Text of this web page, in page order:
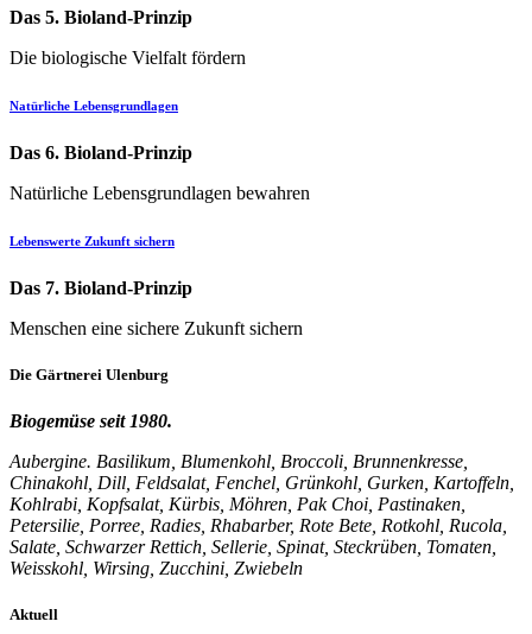
Das 5. Bioland-Prinzip
Die biologische Vielfalt fördern
Natürliche Lebensgrundlagen
Das 6. Bioland-Prinzip
Natürliche Lebensgrundlagen bewahren
Lebenswerte Zukunft sichern
Das 7. Bioland-Prinzip
Menschen eine sichere Zukunft sichern
Die Gärtnerei Ulenburg
Biogemüse seit 1980.
Aubergine. Basilikum, Blumenkohl, Broccoli, Brunnenkresse,
Chinakohl, Dill, Feldsalat, Fenchel, Grünkohl, Gurken, Kartoffeln,
Kohlrabi, Kopfsalat, Kürbis, Möhren, Pak Choi, Pastinaken,
Petersilie, Porree, Radies, Rhabarber, Rote Bete, Rotkohl, Rucola,
Salate, Schwarzer Rettich, Sellerie, Spinat, Steckrüben, Tomaten,
Weisskohl, Wirsing, Zucchini, Zwiebeln
Aktuell